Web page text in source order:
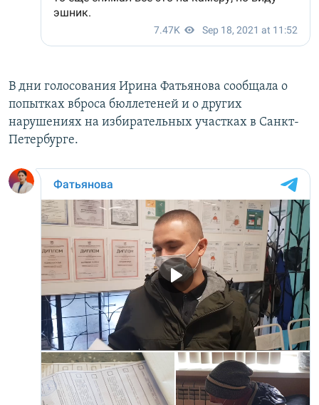
В дни голосования Ирина Фатьянова сообщала о
попытках вброса бюллетеней и о других
нарушениях на избирательных участках в Санкт-
Петербурге.